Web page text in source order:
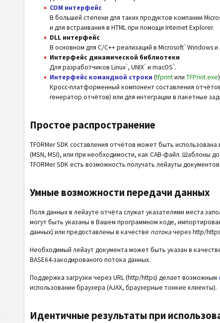
COM интерфейс
В большей степени для таких продуктов компании
и для встраивания в HTML при помощи Internet Explorer.
DLL интерфейс
В основном для C/C++ реализаций в Microsoft® Windows и
Интерфейс динамической библиотеки
Для разработчиков Linux®, UNIX® и macOS®.
Интерфейс командной строки (tfprintили TFPrint.exe)
Кросс-платформенный компонент составления
генератор отчётов) или для интеграции в пакетные
Простое распространение
TFORMer SDK составления отчётов может быть
(MSN, MSI), или при необходимости, как CAB-файл. Шаблоны
TFORMer SDK есть возможность получать лейауты
Умные возможности передачи данных
Поля данных в лейауте отчёта служат указателями места
могут быть указаны в Вашем программном коде,
данных) или предоставлены в качестве потокачерез http/
Необходимый лейаут документа может быть указан в
BASE64-закодированого потока данных.
Поддержка загрузки через URL (http/https) делает возможным
использовании браузера (AJAX, браузерные тонкие клиенты).
Идентичные результаты при